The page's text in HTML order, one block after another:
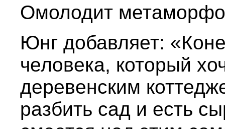
Омолодит
Юнг добавляет:
человека, который
деревенским
разбить сад и есть